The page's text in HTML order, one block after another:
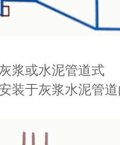
或水泥管道式
于灰浆水泥管道